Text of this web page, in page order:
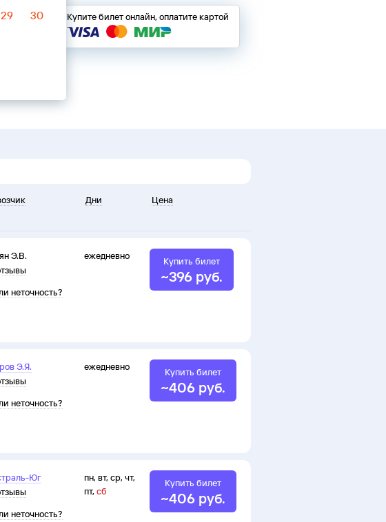
Купите билет онлайн, оплатите картой
Дни Цена
Э.В.
неточность?
ежедневно Купить билет
~396 руб.
Э.Я.
неточность?
ежедневно Купить билет
~406 руб.
Юг
неточность?
пн, вт, ср, чт,
пт, сб
Купить билет
~406 руб.
29 30